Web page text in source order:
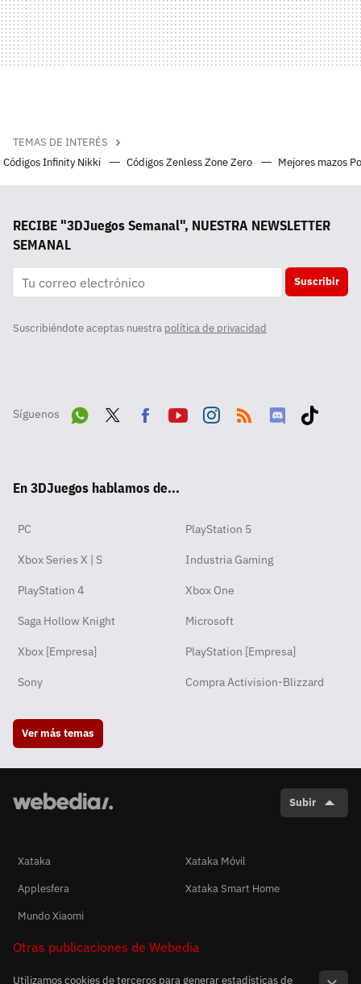
TEMAS DE INTERÉS
Códigos Infinity Nikki
Códigos Zenless Zone Zero Mejores mazos
RECIBE "3DJuegos Semanal", NUESTRA NEWSLETTER
SEMANAL
Suscribir
Suscribiéndote aceptas nuestra política de privacidad
Síguenos
pp
ok
En 3DJuegos hablamos de...
PC PlayStation 5
Xbox Series X | S Industria Gaming
PlayStation 4 Xbox One
Saga Hollow Knight Microsoft
Xbox [Empresa] PlayStation [Empresa]
Sony Compra Activision-Blizzard
Ver más temas
Subir
Xataka
Xataka Móvil
Applesfera
Xataka Smart Home
Mundo Xiaomi
Otras publicaciones de Webedia
Utilizamos cookies de terceros para generar estadísticas de